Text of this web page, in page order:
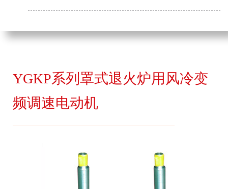
YGKP系列罩式退火炉用风冷变
频调速电动机